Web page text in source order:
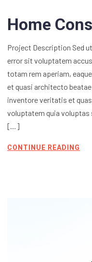
Home
Project Description Sed
error sit voluptatem
totam rem aperiam,
et quasi architecto
inventore veritatis et
voluptatem quia
[…]
CONTINUE READING